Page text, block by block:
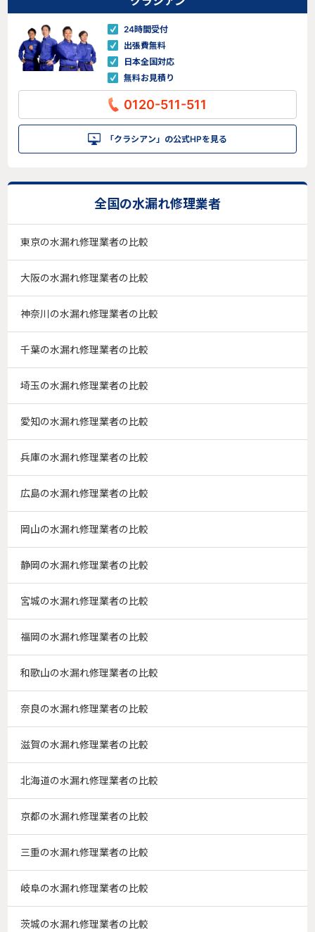
24時間受付
出張費無料
日本全国対応
無料お見積り
0120-511-511
「クラシアン」の公式HPを見る
全国の水漏れ修理業者
東京の水漏れ修理業者の比較
大阪の水漏れ修理業者の比較
神奈川の水漏れ修理業者の比較
千葉の水漏れ修理業者の比較
埼玉の水漏れ修理業者の比較
愛知の水漏れ修理業者の比較
兵庫の水漏れ修理業者の比較
広島の水漏れ修理業者の比較
岡山の水漏れ修理業者の比較
静岡の水漏れ修理業者の比較
宮城の水漏れ修理業者の比較
福岡の水漏れ修理業者の比較
和歌山の水漏れ修理業者の比較
奈良の水漏れ修理業者の比較
滋賀の水漏れ修理業者の比較
北海道の水漏れ修理業者の比較
京都の水漏れ修理業者の比較
三重の水漏れ修理業者の比較
岐阜の水漏れ修理業者の比較
茨城の水漏れ修理業者の比較